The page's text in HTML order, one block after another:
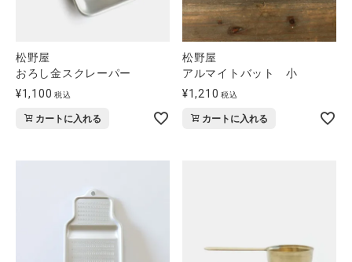
松野屋
おろし金スクレーパー
¥1,100 税込
カートに入れる
松野屋
アルマイトバット 小
¥1,210 税込
カートに入れる